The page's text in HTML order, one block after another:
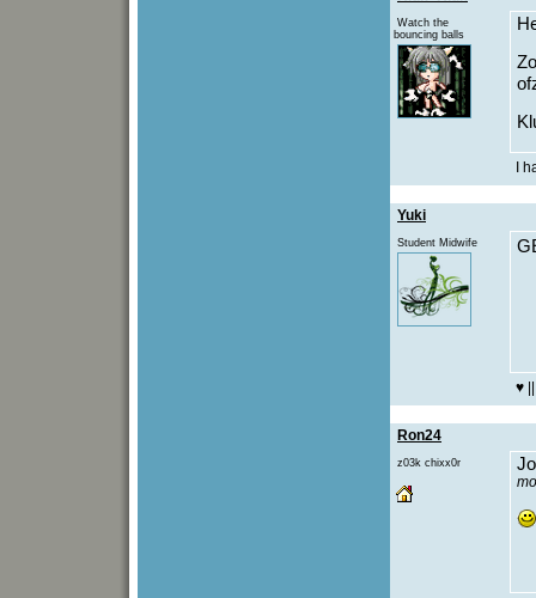
Watch the
bouncing balls
I
Yuki
Student Midwife
♥
Ron24
z03k chixx0r